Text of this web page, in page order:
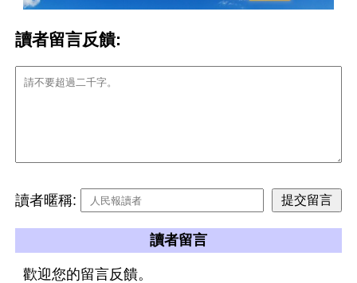
讀者留言反饋:
讀者暱稱:
讀者留言
歡迎您的留言反饋。